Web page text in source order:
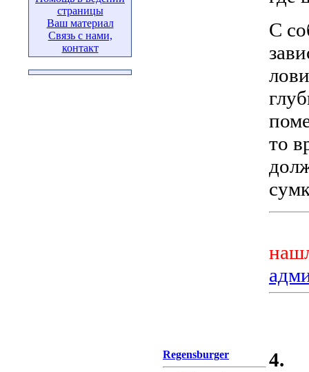
страницы
Ваш материал
Связь с нами,
контакт
С
то
Regensburger
4.